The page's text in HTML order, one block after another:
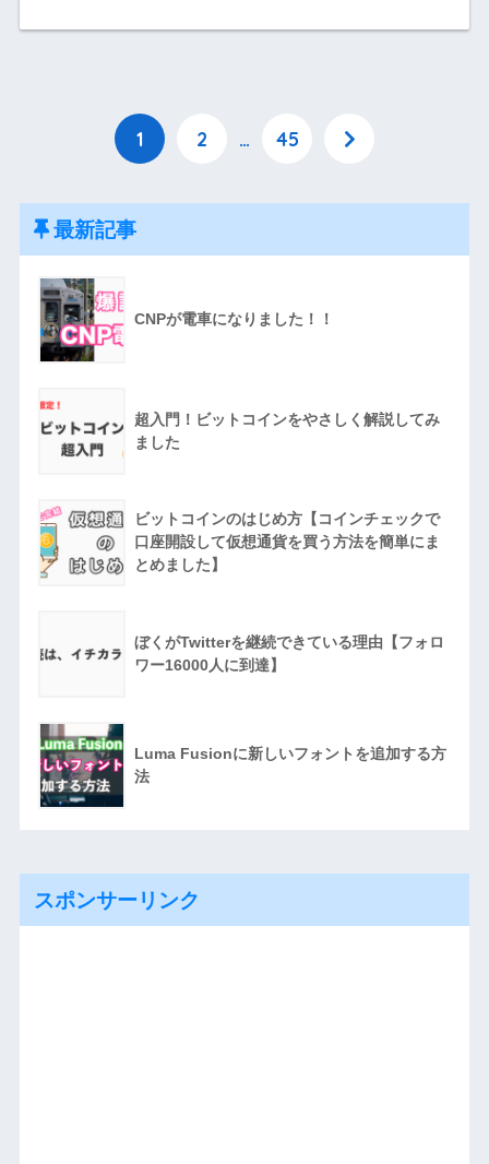
1 2 … 45
最新記事
CNPが電車になりました！！
超入門！ビットコインをやさしく解説してみ
ました
ビットコインのはじめ方【コインチェックで
口座開設して仮想通貨を買う方法を簡単にま
とめました】
ぼくがTwitterを継続できている理由【フォロ
ワー16000人に到達】
Luma Fusionに新しいフォントを追加する方
法
スポンサーリンク